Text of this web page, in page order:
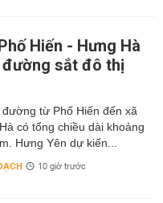
Hiến - Hưng Hà
đường sắt đô thị
đường từ Phố Hiến đến xã
có tổng chiều dài khoảng
Hưng Yên dự kiến...
10 giờ trước